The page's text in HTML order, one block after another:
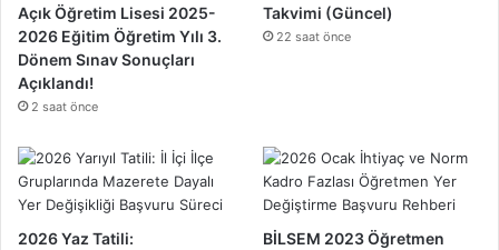
Açık Öğretim Lisesi 2025-
2026 Eğitim Öğretim Yılı 3.
Dönem Sınav Sonuçları
Açıklandı!
2 saat önce
Takvimi (Güncel)
22 saat önce
2026 Yaz Tatili:
BİLSEM 2023 Öğretmen